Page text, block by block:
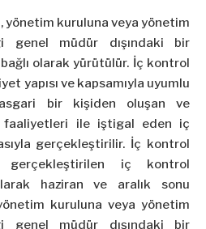
kuruluna veya yönetim
genel müdür dışındaki bir
olarak yürütülür. İç kontrol
yapısı ve kapsamıyla uyumlu
bir kişiden oluşan ve
faaliyetleri ile iştigal eden iç
gerçekleştirilir. İç kontrol
gerçekleştirilen iç kontrol
haziran ve aralık sonu
kuruluna veya yönetim
genel müdür dışındaki bir